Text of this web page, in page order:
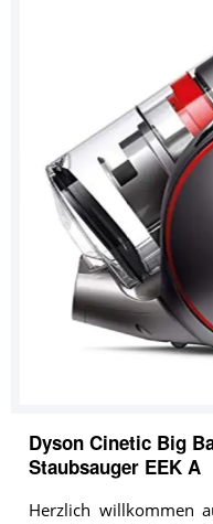
Dyson Cinetic Big
Staubsauger EEK A
Herzlich willkommen